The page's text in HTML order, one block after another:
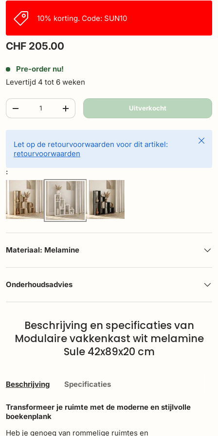
10% korting. Code: SUN10
CHF 205.00
Pre-order nu!
Levertijd 4 tot 6 weken
Aantal
-
+ Uitverkocht
Let op de retourvoorwaarden voor dit artikel:
retourvoorwaarden
:
Materiaal: Melamine
Onderhoudsadvies
Beschrijving en specificaties van
Modulaire vakkenkast wit melamine
Sule 42x89x20 cm
Beschrijving Specificaties
Transformeer je ruimte met de moderne en stijlvolle
boekenplank
Heb je genoeg van rommelige ruimtes en